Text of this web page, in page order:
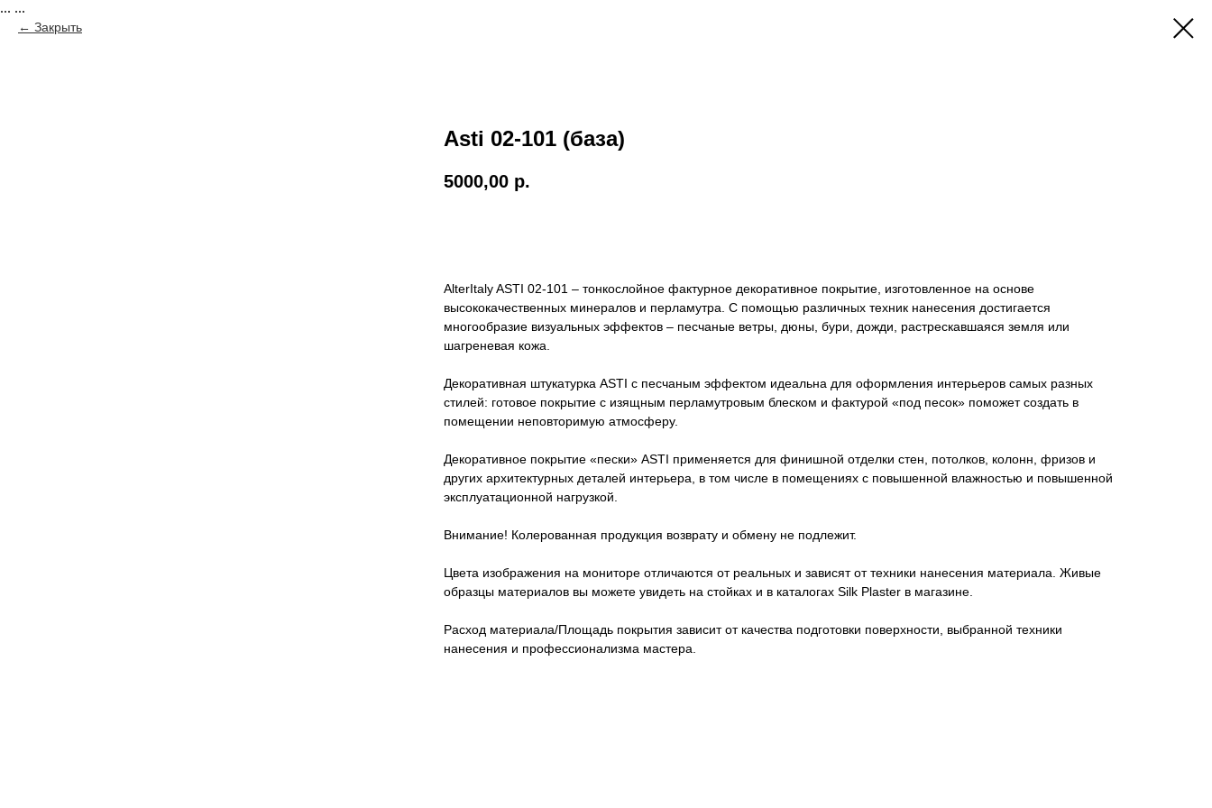
... ...
Закрыть
Asti 02-101 (база)
5000,00 р.
AlterItaly ASTI 02-101 – тонкослойное фактурное декоративное покрытие, изготовленное на основе
высококачественных минералов и перламутра. С помощью различных техник нанесения достигается
многообразие визуальных эффектов – песчаные ветры, дюны, бури, дожди, растрескавшаяся земля или
шагреневая кожа.
Декоративная штукатурка ASTI с песчаным эффектом идеальна для оформления интерьеров самых разных
стилей: готовое покрытие с изящным перламутровым блеском и фактурой «под песок» поможет создать в
помещении неповторимую атмосферу.
Декоративное покрытие «пески» ASTI применяется для финишной отделки стен, потолков, колонн, фризов и
других архитектурных деталей интерьера, в том числе в помещениях с повышенной влажностью и повышенной
эксплуатационной нагрузкой.
Внимание! Колерованная продукция возврату и обмену не подлежит.
Цвета изображения на мониторе отличаются от реальных и зависят от техники нанесения материала. Живые
образцы материалов вы можете увидеть на стойках и в каталогах Silk Plaster в магазине.
Расход материала/Площадь покрытия зависит от качества подготовки поверхности, выбранной техники
нанесения и профессионализма мастера.